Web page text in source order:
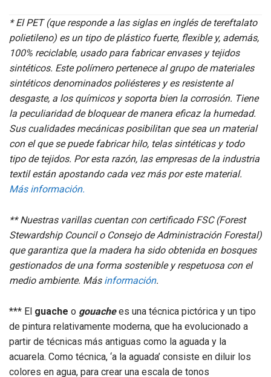
* El PET (que responde a las siglas en inglés de tereftalato
polietileno) es un tipo de plástico fuerte, flexible y, además,
100% reciclable, usado para fabricar envases y tejidos
sintéticos. Este polímero pertenece al grupo de materiales
sintéticos denominados poliésteres y es resistente al
desgaste, a los químicos y soporta bien la corrosión. Tiene
la peculiaridad de bloquear de manera eficaz la humedad.
Sus cualidades mecánicas posibilitan que sea un material
con el que se puede fabricar hilo, telas sintéticas y todo
tipo de tejidos. Por esta razón, las empresas de la industria
textil están apostando cada vez más por este material.
Más información.
** Nuestras varillas cuentan con certificado FSC (Forest
Stewardship Council o Consejo de Administración Forestal)
que garantiza que la madera ha sido obtenida en bosques
gestionados de una forma sostenible y respetuosa con el
medio ambiente. Más información.
*** El guache o gouache​ es una técnica pictórica y un tipo
de pintura relativamente moderna, que ha evolucionado a
partir de técnicas más antiguas como la aguada y la
acuarela. ​ Como técnica, ‘a la aguada’ consiste en diluir los
colores en agua, para crear una escala de tonos